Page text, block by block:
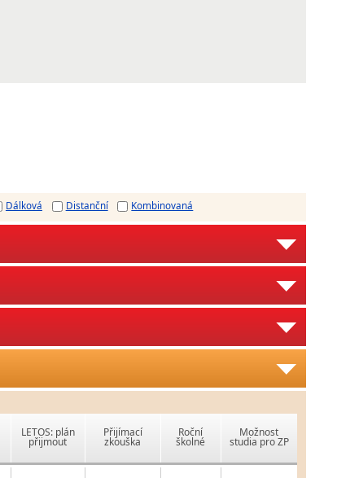
Dálková Distanční Kombinovaná
LETOS: plán
přijmout
Přijímací
zkouška
Roční
školné
Možnost
studia pro ZP